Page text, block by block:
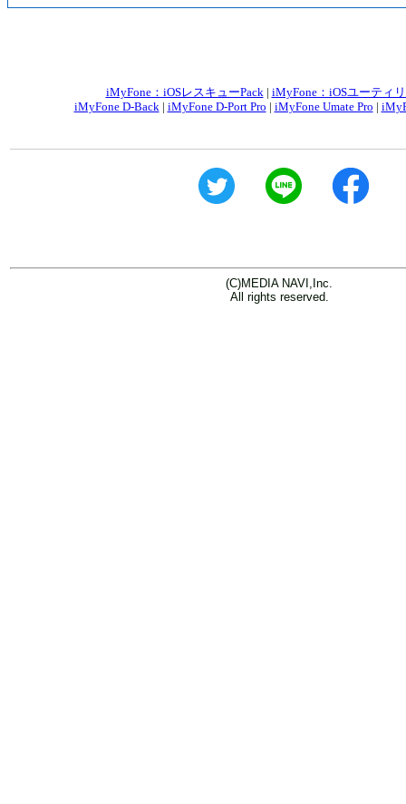
iMyFone：iOSレスキューPack| iMyFone：iOSユーティ
iMyFone D-Back| iMyFone D-Port Pro iMyFone Umate Pro
(C)MEDIA NAVI,Inc.
All rights reserved.